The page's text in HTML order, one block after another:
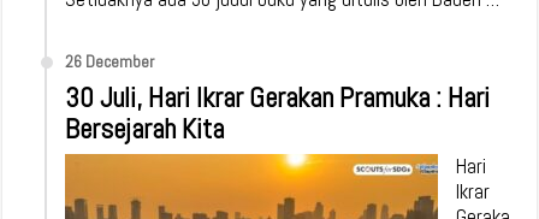
26 December
30 Juli, Hari Ikrar Gerakan Pramuka : Hari
Bersejarah Kita
Hari
Ikrar